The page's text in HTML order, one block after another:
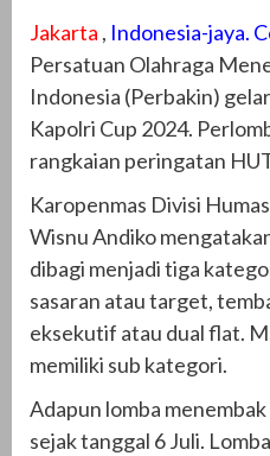
Jakarta , Indonesia-jaya.
Persatuan Olahraga
Indonesia (Perbakin)
Kapolri Cup 2024.
rangkaian peringatan
Karopenmas Divisi
Wisnu Andiko
dibagi menjadi tiga
sasaran atau target,
eksekutif atau dual flat.
memiliki sub kategori.
Adapun lomba
sejak tanggal 6 Juli.